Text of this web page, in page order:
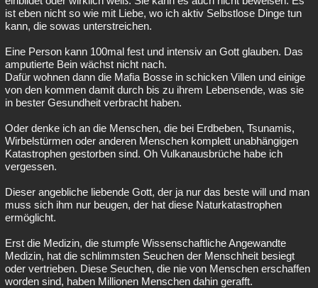
ist eben nicht so wie mit Liebe, wo ich aktiv Selbstlose Dinge tun
kann, die sowas unterstreichen.
Eine Person kann 100mal fest und intensiv an Gott glauben. Das
amputierte Bein wächst nicht nach.
Dafür wohnen dann die Mafia Bosse in schicken Villen und einige
von den kommen damit durch bis zu ihrem Lebensende, was sie
in bester Gesundheit verbracht haben.
Oder denke ich an die Menschen, die bei Erdbeben, Tsunamis,
Wirbelstürmen oder anderen Menschen komplett unabhängigen
Katastrophen gestorben sind. Oh Vulkanausbrüche habe ich
vergessen.
Dieser angebliche liebende Gott, der ja nur das beste will und man
muss sich ihm nur beugen, der hat diese Naturkatastrophen
ermöglicht.
Erst die Medizin, die stumpfe Wissenschaftliche Angewandte
Medizin, hat die schlimmsten Seuchen der Menschheit besiegt
oder vertrieben. Diese Seuchen, die nie von Menschen erschaffen
worden sind, haben Millionen Menschen dahin gerafft.